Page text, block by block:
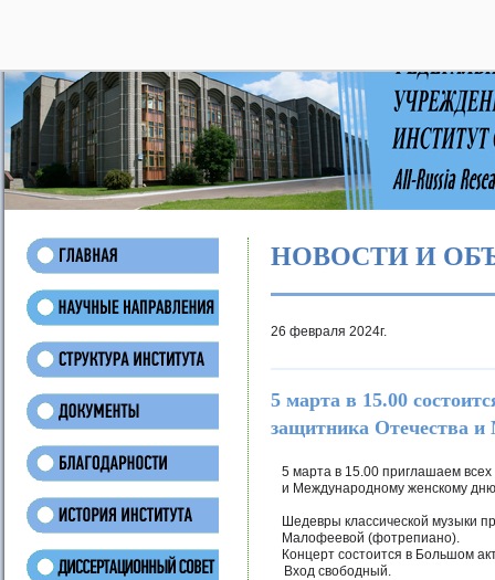
НОВОСТИ И
26 февраля 2024г.
5 марта в 15.00
защитника Отечества
5 марта в 15.00 приглашаем
и Международному женскому
Шедевры классической музыки
Малофеевой (фотрепиано).
Концерт состоится в Большом
Вход свободный.